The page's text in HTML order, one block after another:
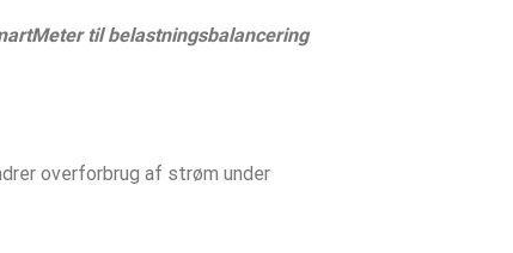
til belastningsbalancering
overforbrug af strøm under